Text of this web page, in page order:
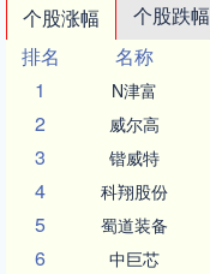
个股涨幅 个股跌幅
排名
名称
1
N津富
2 威尔高
3 锴威特
4 科翔股份
5 蜀道装备
6 中巨芯